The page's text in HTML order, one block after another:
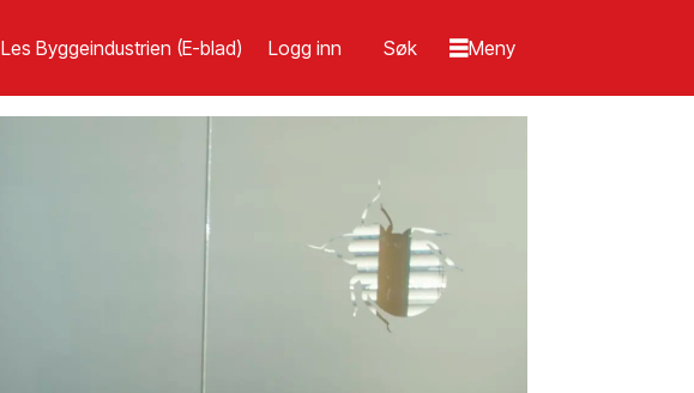
Les Byggeindustrien (E-blad) Logg inn